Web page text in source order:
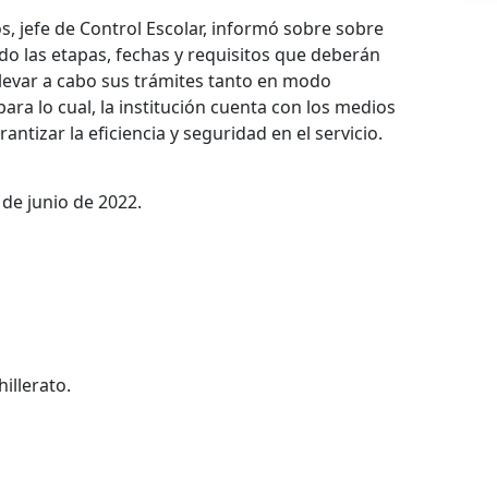
jefe de Control Escolar, informó sobre sobre
las etapas, fechas y requisitos que deberán
a cabo sus trámites tanto en modo
lo cual, la institución cuenta con los medios
la eficiencia y seguridad en el servicio.
junio de 2022.